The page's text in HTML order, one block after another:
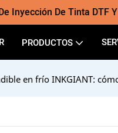
Inyección De Tinta DTF
PRODUCTOS
en frío INKGIANT: